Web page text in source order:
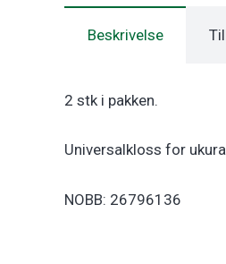
Beskrivelse
2 stk i pakken.
Universalkloss for
NOBB: 26796136